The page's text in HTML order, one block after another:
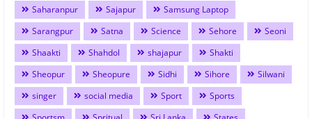
Saharanpur
Sajapur
Samsung Laptop
Sarangpur
Satna Science Sehore
Seoni
Shaakti
Shahdol shajapur
Shakti
Sheopur
Sheopure Sidhi Sihore
Silwani
singer
social media Sport
Sports